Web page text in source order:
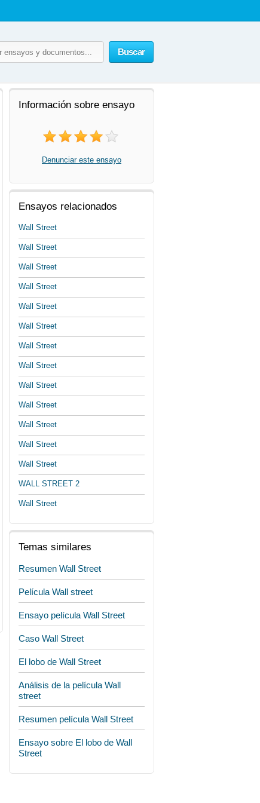
Buscar
Información sobre ensayo
Denunciar este ensayo
Ensayos relacionados
Wall Street
Wall Street
Wall Street
Wall Street
Wall Street
Wall Street
Wall Street
Wall Street
Wall Street
Wall Street
Wall Street
Wall Street
Wall Street
WALL STREET 2
Wall Street
Temas similares
Resumen Wall Street
Película Wall street
Ensayo película Wall Street
Caso Wall Street
El lobo de Wall Street
Análisis de la película Wall
street
Resumen película Wall Street
Ensayo sobre El lobo de Wall
Street